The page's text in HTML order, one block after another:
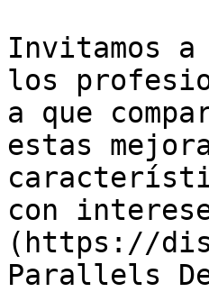
Invitamos
los
a que
estas
con
(https://
Parallels